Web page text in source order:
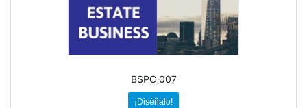
BSPC_007
¡Diséñalo!